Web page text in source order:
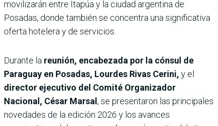
movilizarán entre Itapúa y la ciudad argentina de
Posadas, donde también se concentra una significativa
oferta hotelera y de servicios.
Durante la reunión, encabezada por la cónsul de
Paraguay en Posadas, Lourdes Rivas Cerini, y el
director ejecutivo del Comité Organizador
Nacional, César Marsal , se presentaron las principales
novedades de la edición 2026 y los avances